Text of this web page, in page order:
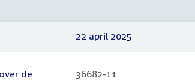
22 april 2025
de
36682-11